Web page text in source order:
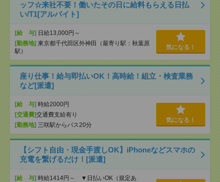
ッフ☆来社不要！働いたその日に給料もらえる日払
い/T1[アルバイト]
[給 与] 日給13,000円～
[勤務地] 東京都千代田区外神田（最寄り駅：秋葉原
駅）
気になる！
座り仕事！給与即払いOK！高時給！組立・検査業務
など[派遣]
[給 与] 時給2000円
[交通費]交通費支給有り
[勤務地] 三咲駅からバス20分
気になる！
【シフト自由・現金手渡しOK】iPhoneなどスマホの
充電を繋げるだけ！[派遣]
[給 与] 時給1414円～ ▼日払いOK（規定あ